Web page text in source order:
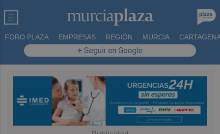
FORO PLAZA EMPRESAS REGIÓN MURCIA
+ Seguir en Google